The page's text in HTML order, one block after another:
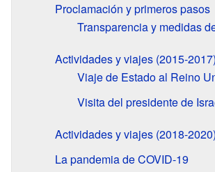
Proclamación y primeros pasos
Transparencia y medidas
Actividades y viajes (2015-2017)
Viaje de Estado al Reino
Visita del presidente de
Actividades y viajes (2018-2020)
La pandemia de COVID-19